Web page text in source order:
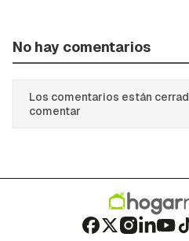
No hay comentarios
Los comentarios están
comentar